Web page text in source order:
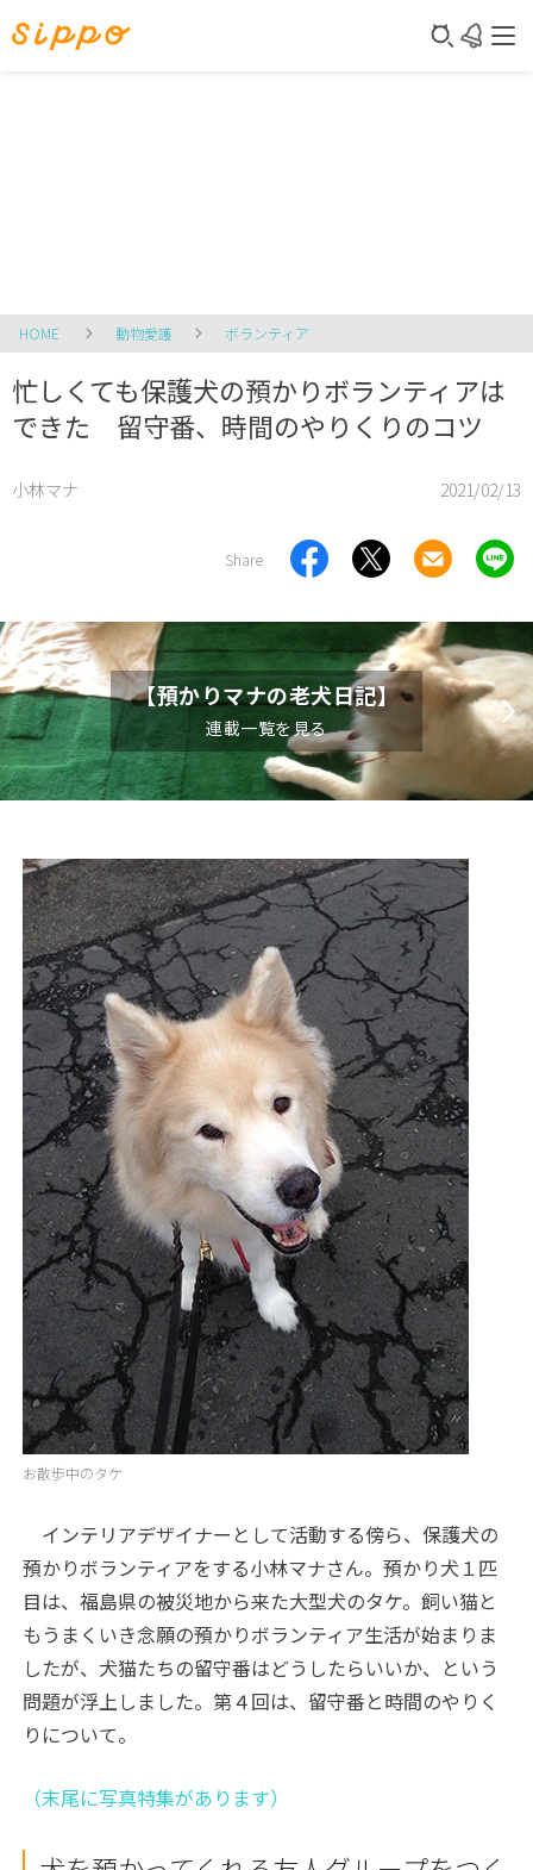
HOME 動物愛護 ボランティア
忙しくても保護犬の預かりボランティアは
できた 留守番、時間のやりくりのコツ
小林マナ 2021/02/13
Share
【預かりマナの老犬日記】
連載一覧を見る
お散歩中のタケ
インテリアデザイナーとして活動する傍ら、保護犬の
預かりボランティアをする小林マナさん。預かり犬１匹
目は、福島県の被災地から来た大型犬のタケ。飼い猫と
もうまくいき念願の預かりボランティア生活が始まりま
したが、犬猫たちの留守番はどうしたらいいか、という
問題が浮上しました。第４回は、留守番と時間のやりく
りについて。
（末尾に写真特集があります）